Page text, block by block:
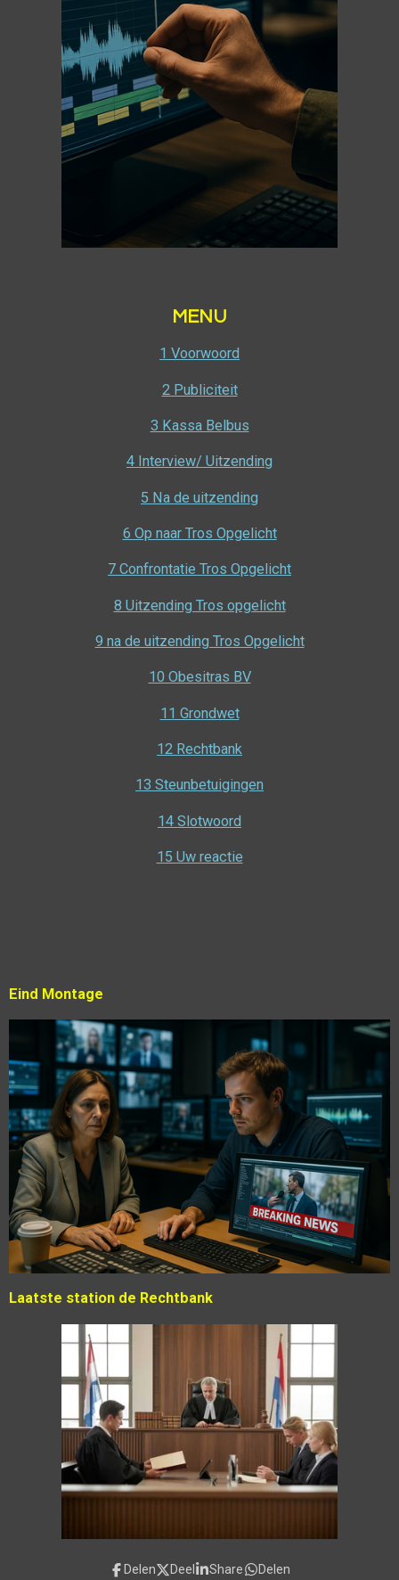
MENU
1 Voorwoord
2 Publiciteit
3 Kassa Belbus
4 Interview/ Uitzending
5 Na de uitzending
6 Op naar Tros Opgelicht
7 Confrontatie Tros Opgelicht
8 Uitzending Tros opgelicht
9 na de uitzending Tros Opgelicht
10 Obesitras BV
11 Grondwet
12 Rechtbank
13 Steunbetuigingen
14 Slotwoord
15 Uw reactie
Eind Montage
Laatste station de Rechtbank
Delen Deel Share Delen